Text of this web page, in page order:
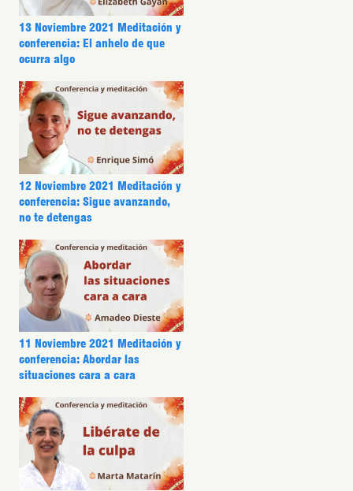
13 Noviembre 2021 Meditación y
conferencia: El anhelo de que
ocurra algo
12 Noviembre 2021 Meditación y
conferencia: Sigue avanzando,
no te detengas
11 Noviembre 2021 Meditación y
conferencia: Abordar las
situaciones cara a cara